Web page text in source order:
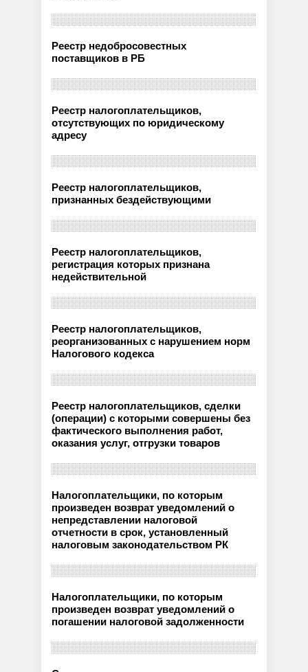
Реестр недобросовестных
поставщиков в РБ
Реестр налогоплательщиков,
отсутствующих по юридическому
адресу
Реестр налогоплательщиков,
признанных бездействующими
Реестр налогоплательщиков,
регистрация которых признана
недействительной
Реестр налогоплательщиков,
реорганизованных с нарушением норм
Налогового кодекса
Реестр налогоплательщиков, сделки
(операции) с которыми совершены без
фактического выполнения работ,
оказания услуг, отгрузки товаров
Налогоплательщики, по которым
произведен возврат уведомлений о
непредставлении налоговой
отчетности в срок, установленный
налоговым законодательством РК
Налогоплательщики, по которым
произведен возврат уведомлений о
погашении налоговой задолженности